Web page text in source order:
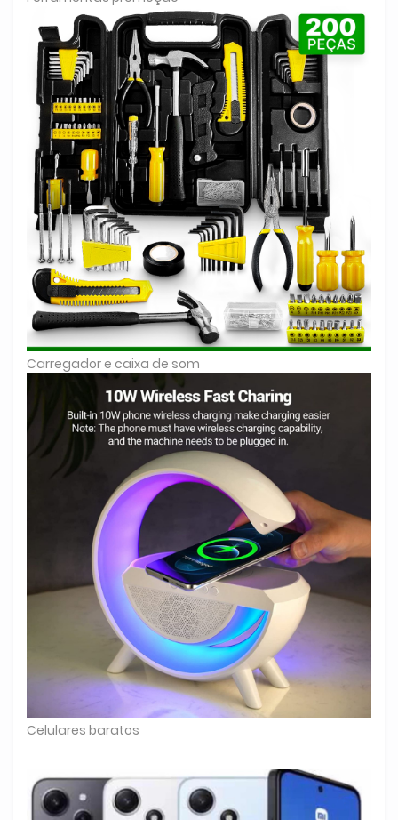
Carregador e caixa de som
Celulares baratos